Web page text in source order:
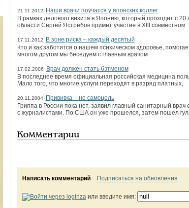
21.11.2012
Наши врачи поучатся у японских коллег
В рамках делового визита в Японию, который проходит с
области Сергей Ястребов примет участие в XIII совместном
17.11.2012
В зоне риска – каждый десятый
Кто и как заботится о нашем психическом здоровье,
многом другом мы беседуем с главным врачом
17.02.2006
Врач должен стать бэтменом
В последнее время официальная российская медицина
Мало того, что многие услуги переходят в разряд платных,
20.11.2004
Прививка – не самоцель
Гриппа в России пока нет, заявил главный санитарный
с журналистами. По США он уже прошелся, затем пошел
Комментарии
Написать комментарий Подписаться на обновления
или введите имя: